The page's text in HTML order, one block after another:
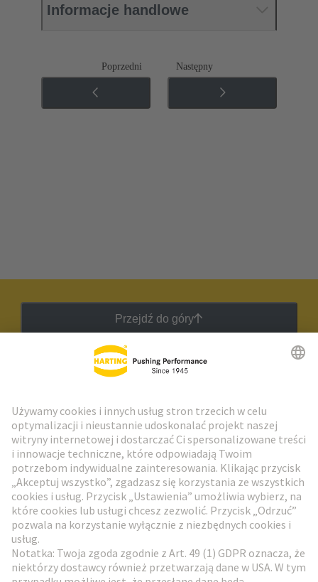
Informacje handlowe
Poprzedni Następny
Przejdź do góry
Przejdź do rejestracji
Social Media